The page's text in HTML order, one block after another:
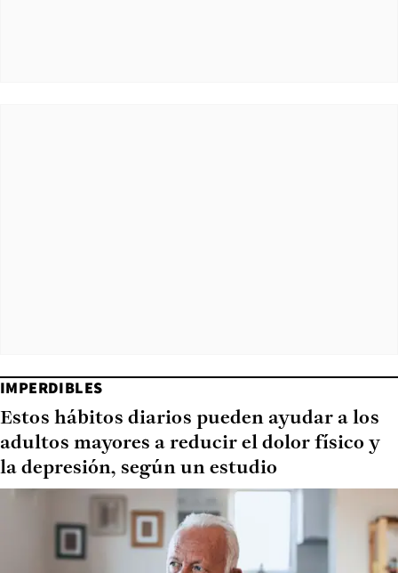
IMPERDIBLES
Estos hábitos diarios pueden ayudar a los
adultos mayores a reducir el dolor físico y
la depresión, según un estudio